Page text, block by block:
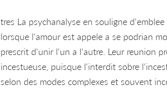
tres La psychanalyse en souligne
lorsque l'amour est appele a se podri­an
prescrit d'unir l'un a l'autre. Leur reunion
incestueuse, puisque l'interdit sobre
selon des modes complexes et souvent